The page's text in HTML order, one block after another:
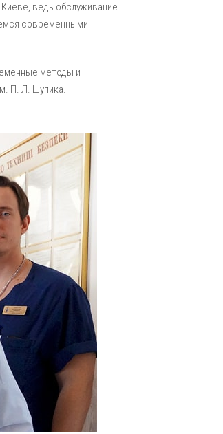
ведь обслуживание
современными
методы и
П. Л. Шупика.